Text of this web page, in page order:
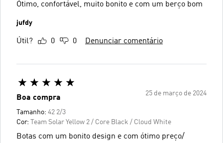
Ótimo, confortável, muito bonito e com um berço bom
jufdy
Útil? 0 0 Denunciar comentário
25 de março de 2024
Boa compra
Tamanho: 42 2/3
Cor:
Team Solar Yellow 2 / Core Black / Cloud White
Botas com um bonito design e com ótimo preço/